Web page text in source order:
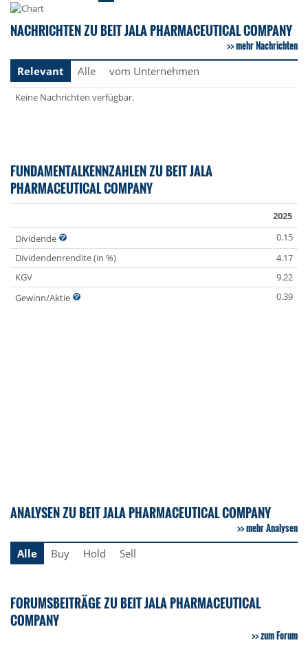
NACHRICHTEN ZU BEIT JALA PHARMACEUTICAL COMPANY
mehr Nachrichten
Relevant
Alle vom Unternehmen
Keine Nachrichten verfügbar.
FUNDAMENTALKENNZAHLEN ZU BEIT JALA
PHARMACEUTICAL COMPANY
2025
Dividende
0.15
Dividendenrendite (in %)
4.17
KGV
9.22
Gewinn/Aktie
0.39
ANALYSEN ZU BEIT JALA PHARMACEUTICAL COMPANY
mehr Analysen
Alle
Buy Hold Sell
FORUMSBEITRÄGE ZU BEIT JALA PHARMACEUTICAL
COMPANY
zum Forum